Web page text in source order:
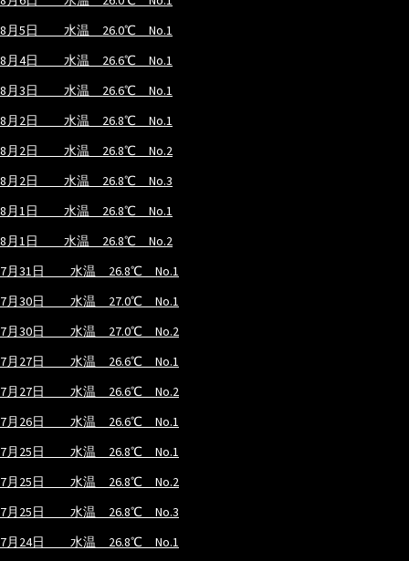
8月5日 水温 26.0℃ No.1
8月4日 水温 26.6℃ No.1
8月3日 水温 26.6℃ No.1
8月2日 水温 26.8℃ No.1
8月2日 水温 26.8℃ No.2
8月2日 水温 26.8℃ No.3
8月1日 水温 26.8℃ No.1
8月1日 水温 26.8℃ No.2
7月31日 水温 26.8℃ No.1
7月30日 水温 27.0℃ No.1
7月30日 水温 27.0℃ No.2
7月27日 水温 26.6℃ No.1
7月27日 水温 26.6℃ No.2
7月26日 水温 26.6℃ No.1
7月25日 水温 26.8℃ No.1
7月25日 水温 26.8℃ No.2
7月25日 水温 26.8℃ No.3
7月24日 水温 26.8℃ No.1